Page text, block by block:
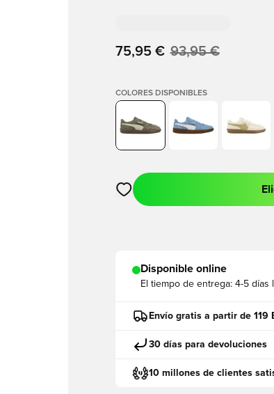
75,95 € 93,95 €
COLORES DISPONIBLES
Abre un modal para iniciar
Disponible online
El tiempo de entrega: 4-5 días
Envío gratis a partir de 119
30 días para devoluciones
10 millones de clientes